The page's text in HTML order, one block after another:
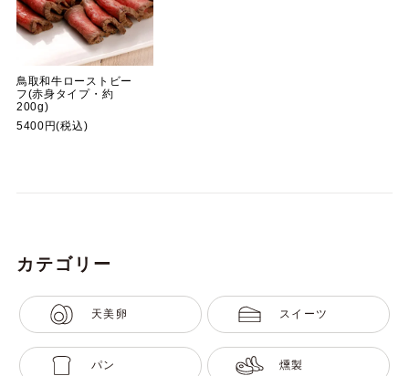
鳥取和牛ローストビー
フ(赤身タイプ・約
200g)
5400円(税込)
カテゴリー
天美卵 スイーツ
パン 燻製